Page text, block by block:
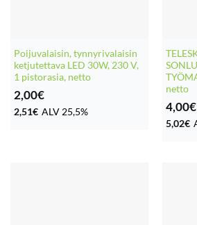
Poijuvalaisin, tynnyrivalaisin
ketjutettava LED 30W, 230 V,
1 pistorasia, netto
2,00€
2,51€ ALV 25,5%
netto
4,00€
5,02€